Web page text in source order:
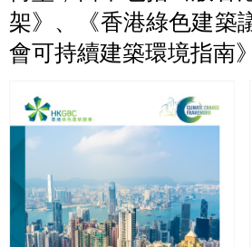
架》、《香港綠色建築
會可持續建築環境指南